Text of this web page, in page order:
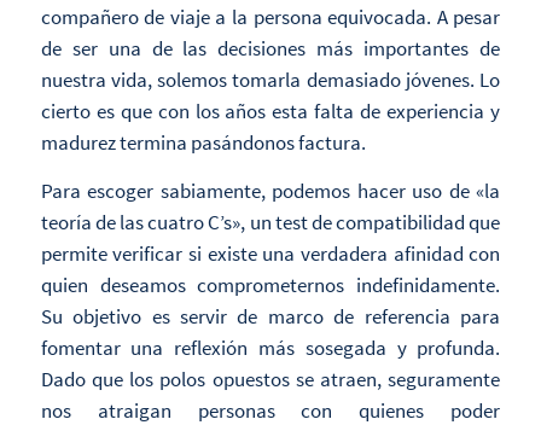
compañero de viaje a la persona equivocada. A pesar
de ser una de las decisiones más importantes de
nuestra vida, solemos tomarla demasiado jóvenes. Lo
cierto es que con los años esta falta de experiencia y
madurez termina pasándonos factura.
Para escoger sabiamente, podemos hacer uso de «la
teoría de las cuatro C’s», un test de compatibilidad que
permite verificar si existe una verdadera afinidad con
quien deseamos comprometernos indefinidamente.
Su objetivo es servir de marco de referencia para
fomentar una reflexión más sosegada y profunda.
Dado que los polos opuestos se atraen, seguramente
nos atraigan personas con quienes poder